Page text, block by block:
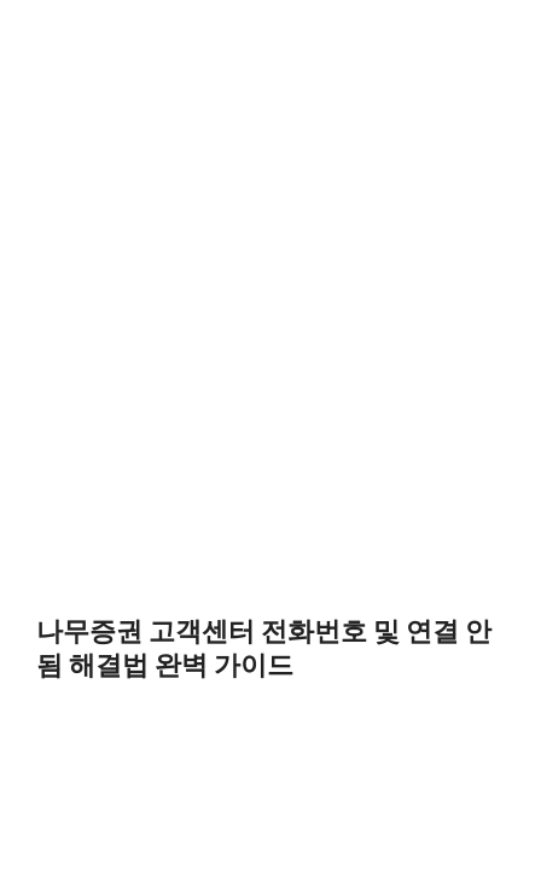
나무증권 고객센터 전화번호 및 연결 안
됨 해결법 완벽 가이드